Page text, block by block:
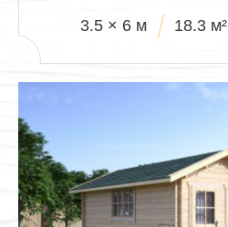
3.5 × 6 м 18.3 м²